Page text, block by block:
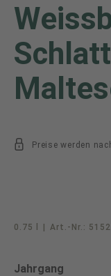
Preise werden
0.75 l Art.-Nr.:
Jahrgang